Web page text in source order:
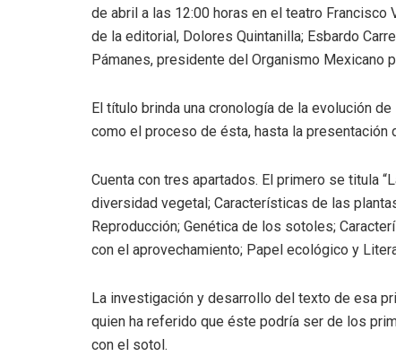
de abril a las 12:00 horas en el teatro Francisco
de la editorial, Dolores Quintanilla; Esbardo
Pámanes, presidente del Organismo Mexicano
El título brinda una cronología de la evolución
como el proceso de ésta, hasta la presentación
Cuenta con tres apartados. El primero se titula
diversidad vegetal; Características de las
Reproducción; Genética de los sotoles;
con el aprovechamiento; Papel ecológico y
La investigación y desarrollo del texto de esa
quien ha referido que éste podría ser de los
con el sotol.